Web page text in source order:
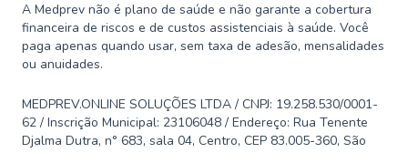
A Medprev não é plano de saúde e não garante a cobertura
financeira de riscos e de custos assistenciais à saúde. Você
paga apenas quando usar, sem taxa de adesão, mensalidades
ou anuidades.
MEDPREV.ONLINE SOLUÇÕES LTDA / CNPJ: 19.258.530/0001-
62 / Inscrição Municipal: 23106048 / Endereço: Rua Tenente
Djalma Dutra, n° 683, sala 04, Centro, CEP 83.005-360, São